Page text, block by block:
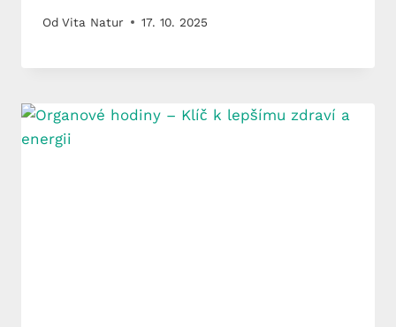
Od Vita Natur 17. 10. 2025